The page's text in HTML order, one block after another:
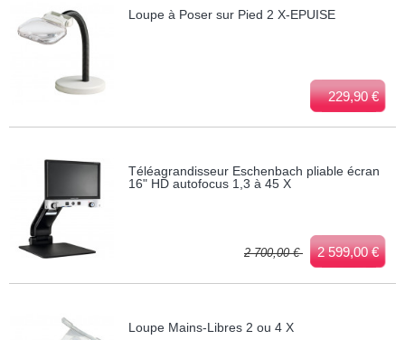
Loupe à Poser sur Pied 2 X-EPUISE
229,90 €
Téléagrandisseur Eschenbach pliable écran
16" HD autofocus 1,3 à 45 X
2 700,00 € 2 599,00 €
Loupe Mains-Libres 2 ou 4 X